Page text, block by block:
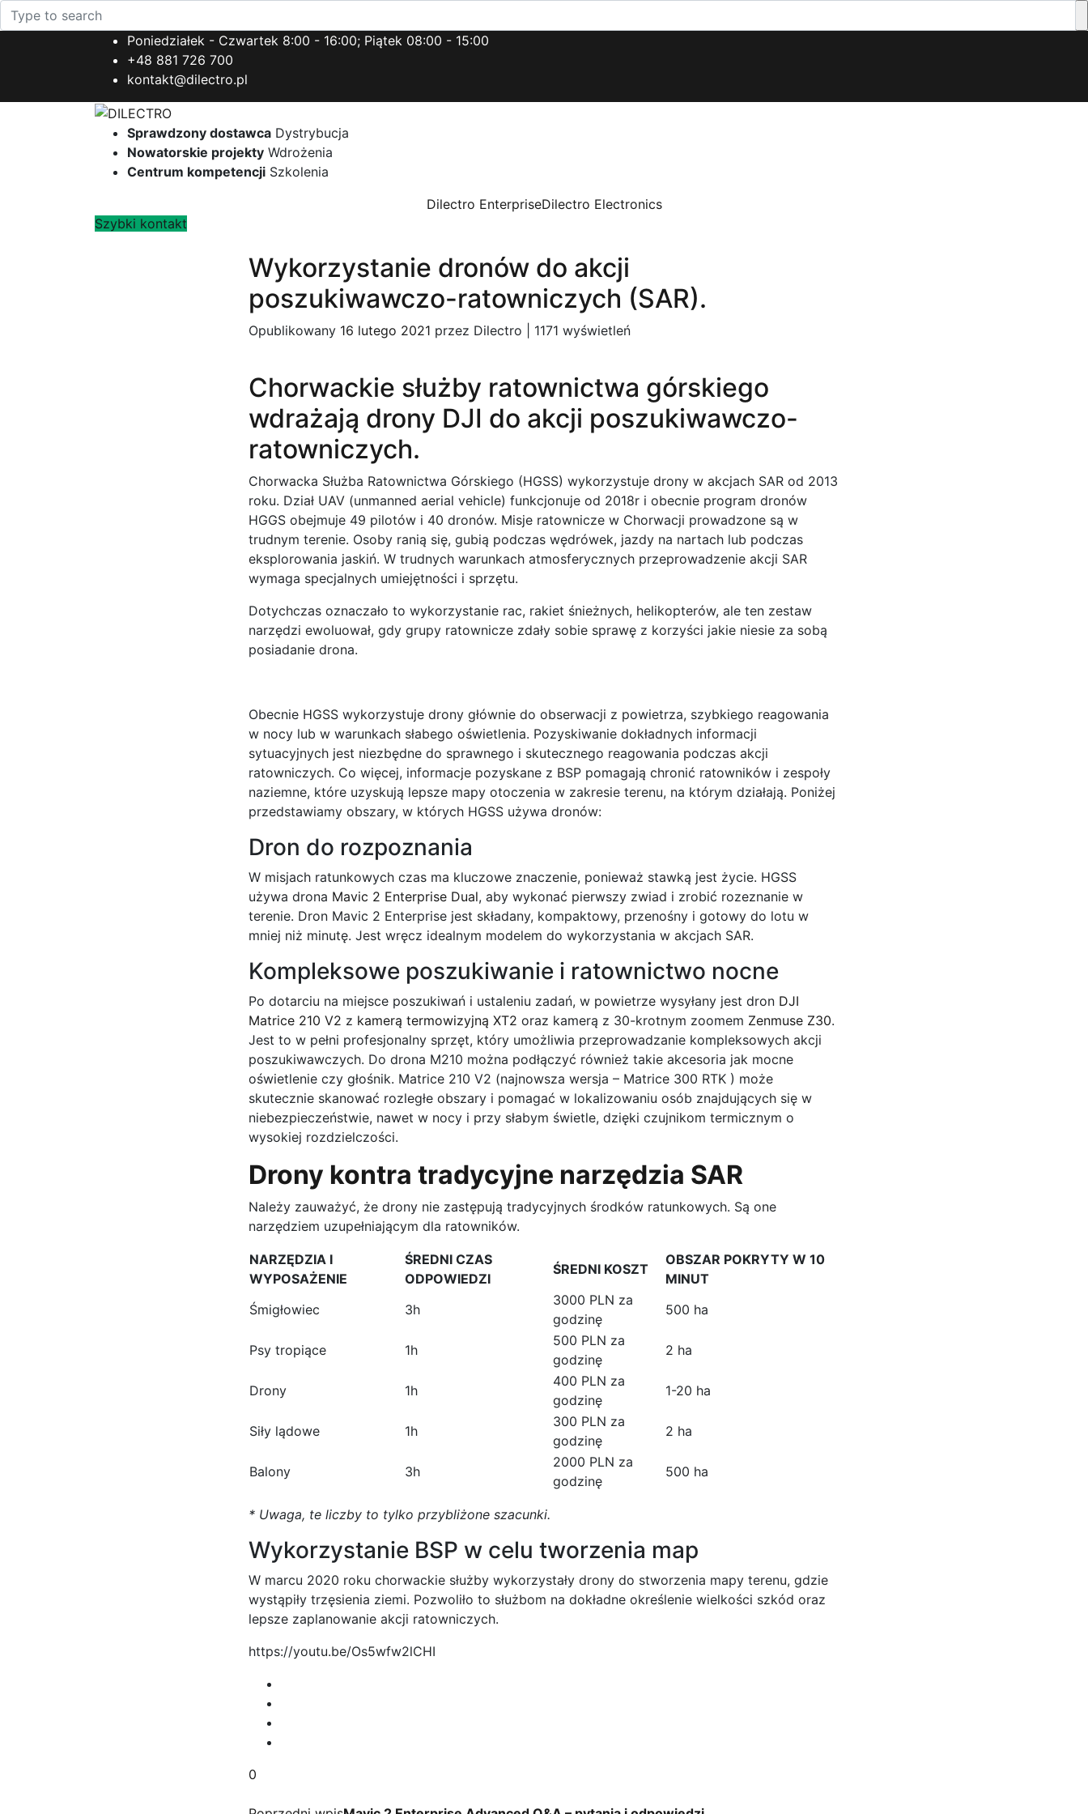
Poniedziałek - Czwartek 8:00 - 16:00; Piątek 08:00 - 15:00
+48 881 726 700
kontakt@dilectro.pl
Sprawdzony dostawca Dystrybucja
Nowatorskie projekty Wdrożenia
Centrum kompetencji Szkolenia
Dilectro EnterpriseDilectro Electronics
Szybki kontakt
Wykorzystanie dronów do akcji
poszukiwawczo-ratowniczych (SAR).
Opublikowany 16 lutego 2021 przez Dilectro 1171 wyświetleń
Chorwackie służby ratownictwa górskiego
wdrażają drony DJI do akcji poszukiwawczo-
ratowniczych.
Chorwacka Służba Ratownictwa Górskiego (HGSS) wykorzystuje drony w akcjach SAR od 2013
roku. Dział UAV (unmanned aerial vehicle) funkcjonuje od 2018r i obecnie program dronów
HGGS obejmuje 49 pilotów i 40 dronów. Misje ratownicze w Chorwacji prowadzone są w
trudnym terenie. Osoby ranią się, gubią podczas wędrówek, jazdy na nartach lub podczas
eksplorowania jaskiń. W trudnych warunkach atmosferycznych przeprowadzenie akcji SAR
wymaga specjalnych umiejętności i sprzętu.
Dotychczas oznaczało to wykorzystanie rac, rakiet śnieżnych, helikopterów, ale ten zestaw
narzędzi ewoluował, gdy grupy ratownicze zdały sobie sprawę z korzyści jakie niesie za sobą
posiadanie drona.
Obecnie HGSS wykorzystuje drony głównie do obserwacji z powietrza, szybkiego reagowania
w nocy lub w warunkach słabego oświetlenia. Pozyskiwanie dokładnych informacji
sytuacyjnych jest niezbędne do sprawnego i skutecznego reagowania podczas akcji
ratowniczych. Co więcej, informacje pozyskane z BSP pomagają chronić ratowników i zespoły
naziemne, które uzyskują lepsze mapy otoczenia w zakresie terenu, na którym działają. Poniżej
przedstawiamy obszary, w których HGSS używa dronów:
Dron do rozpoznania
W misjach ratunkowych czas ma kluczowe znaczenie, ponieważ stawką jest życie. HGSS
używa drona Mavic 2 Enterprise Dual, aby wykonać pierwszy zwiad i zrobić rozeznanie w
terenie. Dron Mavic 2 Enterprise jest składany, kompaktowy, przenośny i gotowy do lotu w
mniej niż minutę. Jest wręcz idealnym modelem do wykorzystania w akcjach SAR.
Kompleksowe poszukiwanie i ratownictwo nocne
Po dotarciu na miejsce poszukiwań i ustaleniu zadań, w powietrze wysyłany jest dron DJI
Matrice 210 V2 z kamerą termowizyjną XT2 oraz kamerą z 30-krotnym zoomem Zenmuse Z30.
Jest to w pełni profesjonalny sprzęt, który umożliwia przeprowadzanie kompleksowych akcji
poszukiwawczych. Do drona M210 można podłączyć również takie akcesoria jak mocne
oświetlenie czy głośnik. Matrice 210 V2 (najnowsza wersja – Matrice 300 RTK ) może
skutecznie skanować rozległe obszary i pomagać w lokalizowaniu osób znajdujących się w
niebezpieczeństwie, nawet w nocy i przy słabym świetle, dzięki czujnikom termicznym o
wysokiej rozdzielczości.
Drony kontra tradycyjne narzędzia SAR
Należy zauważyć, że drony nie zastępują tradycyjnych środków ratunkowych. Są one
narzędziem uzupełniającym dla ratowników.
NARZĘDZIA I
WYPOSAŻENIE
ŚREDNI CZAS
ODPOWIEDZI
ŚREDNI KOSZT
OBSZAR POKRYTY W 10
MINUT
Śmigłowiec
3h
3000 PLN za
godzinę
500 ha
Psy tropiące 1h
500 PLN za
godzinę
2 ha
Drony 1h
400 PLN za
godzinę
1-20 ha
Siły lądowe 1h
300 PLN za
godzinę
2 ha
Balony 3h
2000 PLN za
godzinę
500 ha
* Uwaga, te liczby to tylko przybliżone szacunki.
Wykorzystanie BSP w celu tworzenia map
W marcu 2020 roku chorwackie służby wykorzystały drony do stworzenia mapy terenu, gdzie
wystąpiły trzęsienia ziemi. Pozwoliło to służbom na dokładne określenie wielkości szkód oraz
lepsze zaplanowanie akcji ratowniczych.
https://youtu.be/Os5wfw2lCHI
0